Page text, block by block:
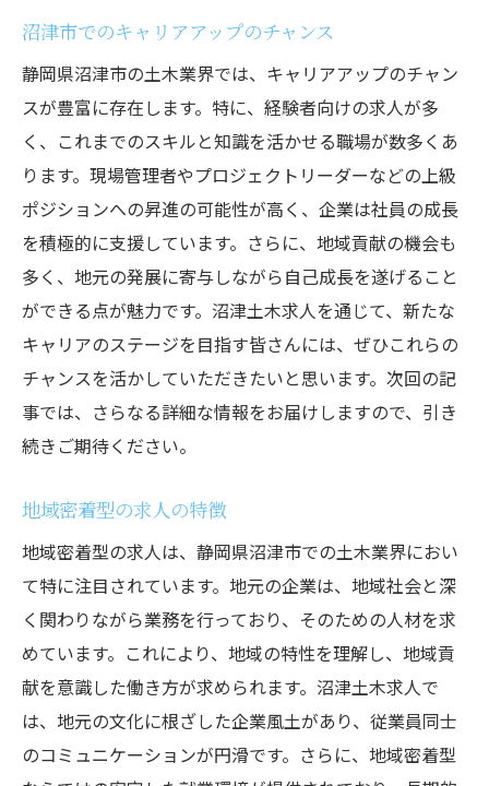
モバイルアプリでの情報収集法
地域コミュニティからの情報取得
リアルタイム情報を基にした迅速な行動
沼津市でのキャリアアップのチャンス
静岡県沼津市の土木業界では、キャリアアップのチャン
スが豊富に存在します。特に、経験者向けの求人が多
く、これまでのスキルと知識を活かせる職場が数多くあ
ります。現場管理者やプロジェクトリーダーなどの上級
ポジションへの昇進の可能性が高く、企業は社員の成長
を積極的に支援しています。さらに、地域貢献の機会も
多く、地元の発展に寄与しながら自己成長を遂げること
ができる点が魅力です。沼津土木求人を通じて、新たな
キャリアのステージを目指す皆さんには、ぜひこれらの
チャンスを活かしていただきたいと思います。次回の記
事では、さらなる詳細な情報をお届けしますので、引き
続きご期待ください。
地域密着型の求人の特徴
地域密着型の求人は、静岡県沼津市での土木業界におい
て特に注目されています。地元の企業は、地域社会と深
く関わりながら業務を行っており、そのための人材を求
めています。これにより、地域の特性を理解し、地域貢
献を意識した働き方が求められます。沼津土木求人で
は、地元の文化に根ざした企業風土があり、従業員同士
のコミュニケーションが円滑です。さらに、地域密着型